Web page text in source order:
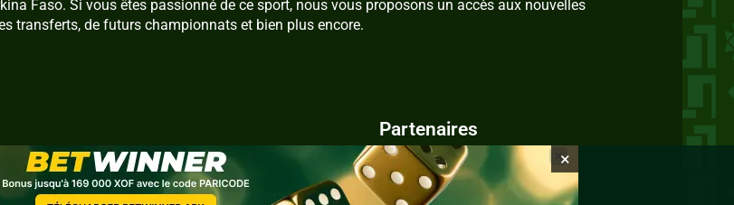
Faso. Si vous êtes passionné de ce sport, nous vous proposons un accès aux nouvelles
transferts, de futurs championnats et bien plus encore.
Partenaires
IvoireZine.com ×